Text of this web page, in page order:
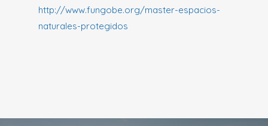
http://www.fungobe.org/master-espacios-
naturales-protegidos